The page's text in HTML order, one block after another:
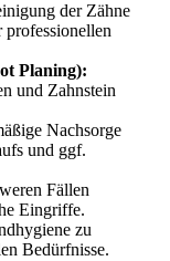
der Zähne
Planing):
und Zahnstein
Nachsorge
und ggf.
Fällen
Eingriffe.
zu
Bedürfnisse.